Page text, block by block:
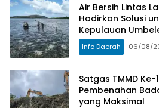
Air Bersih Lintas
Hadirkan Solusi
Kepulauan
Info Daerah 06/08/
Satgas TMMD
Pembenahan
yang Maksimal